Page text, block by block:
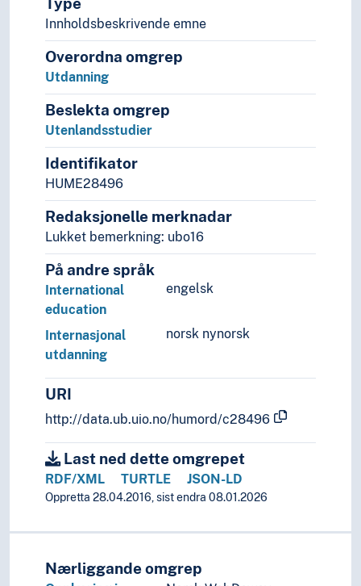
Innholdsbeskrivende emne
Overordna omgrep
Utdanning
Beslekta omgrep
Utenlandsstudier
Identifikator
HUME28496
Redaksjonelle merknadar
Lukket bemerkning: ubo16
På andre språk
engelsk
International
education
norsk nynorsk
Internasjonal
utdanning
URI
http://data.ub.uio.no/humord/c28496
Last ned dette omgrepet
RDF/XML TURTLE JSON-LD
Oppretta 28.04.2016, sist endra 08.01.2026
Nærliggande omgrep